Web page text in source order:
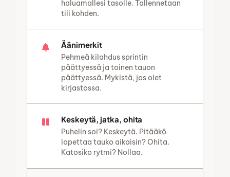
haluamallesi tasolle. Tallennetaan
tili kohden.
Äänimerkit
Pehmeä kilahdus sprintin
päättyessä ja toinen tauon
päättyessä. Mykistä, jos olet
kirjastossa.
Keskeytä, jatka, ohita
Puhelin soi? Keskeytä. Pitääkö
lopettaa tauko aikaisin? Ohita.
Katosiko rytmi? Nollaa.